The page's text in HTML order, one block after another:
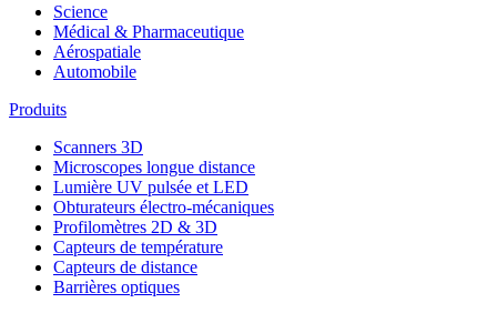
Science
Médical & Pharmaceutique
Aérospatiale
Automobile
Produits
Scanners 3D
Microscopes longue distance
Lumière UV pulsée et LED
Obturateurs électro-mécaniques
Profilomètres 2D & 3D
Capteurs de température
Capteurs de distance
Barrières optiques